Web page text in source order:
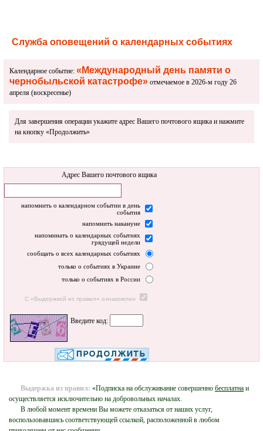
Служба оповещений о календарных событиях
Календарное событие: «Международный день памяти о
чернобыльской катастрофе» отмечаемое в 2026-м году 26
апреля (воскресенье)
Для завершения операции укажите адрес Вашего почтового ящика и нажмите
на кнопку «Продолжить»
Адрес Вашего почтового ящика
напомнить о календарном событии в день
события
напомнить накануне
напоминать о календарных событиях
грядущей недели
сообщать о всех календарных событиях
только о событиях в Украине
только о событиях в России
С «Выдержкой из правил» ознакомлен
Введите код:
Выдержка из правил: «Подписка на обслуживание совершенно бесплатна и
осуществляется исключительно на добровольных началах.
В любой момент времени Вы можете отказаться от наших услуг,
воспользовавшись соответствующей ссылкой, расположенной в любом